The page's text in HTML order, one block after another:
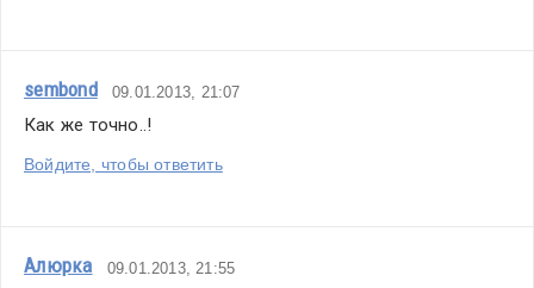
sembond 09.01.2013, 21:07
Как же точно..!
Войдите, чтобы ответить
Алюрка 09.01.2013, 21:55